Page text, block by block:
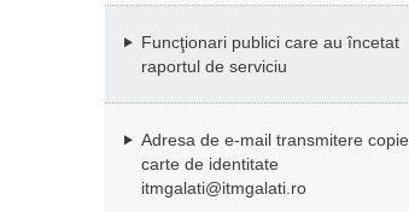
Funcţionari publici care au încetat
raportul de serviciu
Adresa de e-mail transmitere copie
carte de identitate
itmgalati@itmgalati.ro